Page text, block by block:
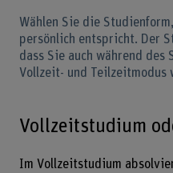
Wählen Sie die
persönlich entspricht. Der
dass Sie auch während des
Vollzeit- und Teilzeitmodus
Vollzeitstudium
Im Vollzeitstudium